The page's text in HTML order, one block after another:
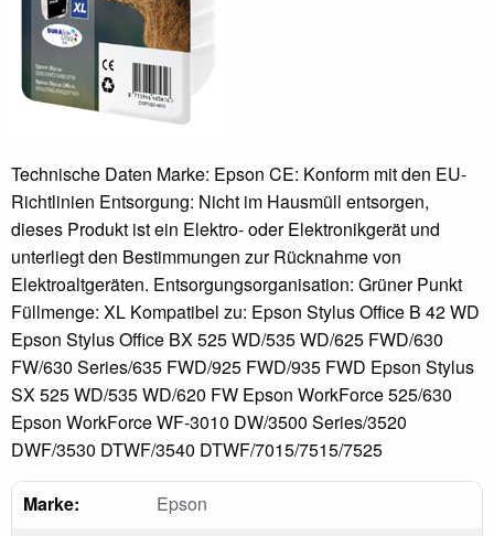
Technische Daten Marke: Epson CE: Konform mit den EU-
Richtlinien Entsorgung: Nicht im Hausmüll entsorgen,
dieses Produkt ist ein Elektro- oder Elektronikgerät und
unterliegt den Bestimmungen zur Rücknahme von
Elektroaltgeräten. Entsorgungsorganisation: Grüner Punkt
Füllmenge: XL Kompatibel zu: Epson Stylus Office B 42 WD
Epson Stylus Office BX 525 WD/535 WD/625 FWD/630
FW/630 Series/635 FWD/925 FWD/935 FWD Epson Stylus
SX 525 WD/535 WD/620 FW Epson WorkForce 525/630
Epson WorkForce WF-3010 DW/3500 Series/3520
DWF/3530 DTWF/3540 DTWF/7015/7515/7525
Marke:
Epson